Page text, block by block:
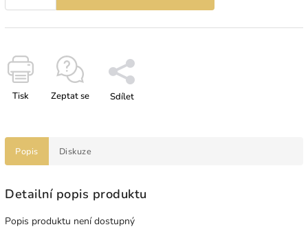
Tisk Zeptat se Sdílet
Popis Diskuze
Detailní popis produktu
Popis produktu není dostupný